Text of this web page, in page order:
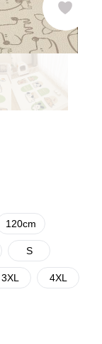
120cm
S
3XL 4XL